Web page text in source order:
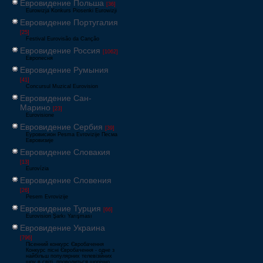
Евровидение Польша [36]
Eurowizja Konkurs Piosenki Eurowizji
Евровидение Португалия
[25]
Festival Eurovisão da Canção
Евровидение Россия [1062]
Европесня
Евровидение Румыния
[41]
Concursul Muzical Eurovision
Евровидение Сан-
Марино [23]
Eurovisione
Евровидение Сербия [39]
Еуровисион Pesma Evrovizije Песма
Евровизије
Евровидение Словакия
[13]
Eurovízia
Евровидение Словения
[26]
Pesem Evrovizije
Евровидение Турция [66]
Eurovision Şarkı Yarışması
Евровидение Украина
[796]
Пісенний конкурс Євробачення
Конкурс пісні Євробачення - одне з
найбільш популярних телевізійних
шоу в світі, проводиться щорічно,